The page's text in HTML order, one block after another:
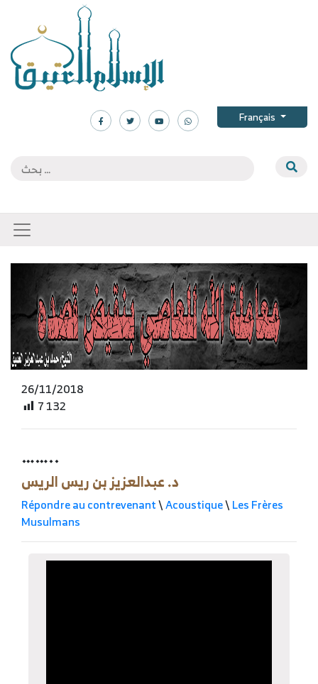
Français
26/11/2018
7 132
……..
د. عبدالعزيز بن ريس الريس
Répondre au contrevenant\Acoustique\Les Frères
Musulmans